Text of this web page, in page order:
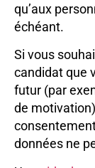
qu’aux
échéant.
Si vous
candidat que
futur (par
de
données ne